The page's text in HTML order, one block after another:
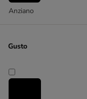
Anziano
Gusto